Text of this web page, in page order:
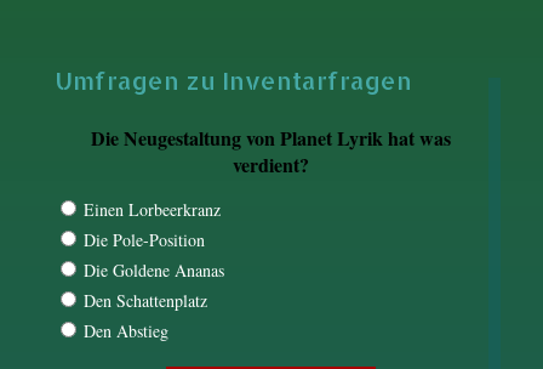
Umfragen zu Inventarfragen
Die Neugestaltung von Planet Lyrik hat was
verdient?
Einen Lorbeerkranz
Die Pole-Position
Die Goldene Ananas
Den Schattenplatz
Den Abstieg